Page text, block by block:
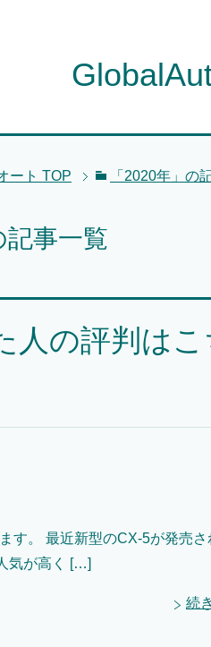
ート TOP 「2020年」の
記事一覧
人の評判は
す。 最近新型のCX-5が発売さ
気が高く […]
続